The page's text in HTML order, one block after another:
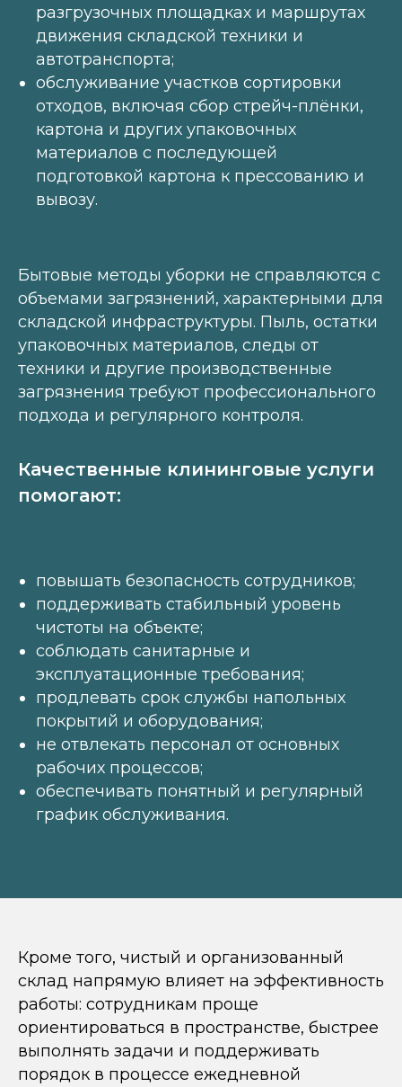
разгрузочных площадках и маршрутах
движения складской техники и
автотранспорта;
обслуживание участков сортировки
отходов, включая сбор стрейч-плёнки,
картона и других упаковочных
материалов с последующей
подготовкой картона к прессованию и
вывозу.
Бытовые методы уборки не справляются с
объемами загрязнений, характерными для
складской инфраструктуры. Пыль, остатки
упаковочных материалов, следы от
техники и другие производственные
загрязнения требуют профессионального
подхода и регулярного контроля.
Качественные клининговые услуги
помогают:
повышать безопасность сотрудников;
поддерживать стабильный уровень
чистоты на объекте;
соблюдать санитарные и
эксплуатационные требования;
продлевать срок службы напольных
покрытий и оборудования;
не отвлекать персонал от основных
рабочих процессов;
обеспечивать понятный и регулярный
график обслуживания.
Кроме того, чистый и организованный
склад напрямую влияет на эффективность
работы: сотрудникам проще
ориентироваться в пространстве, быстрее
выполнять задачи и поддерживать
порядок в процессе ежедневной